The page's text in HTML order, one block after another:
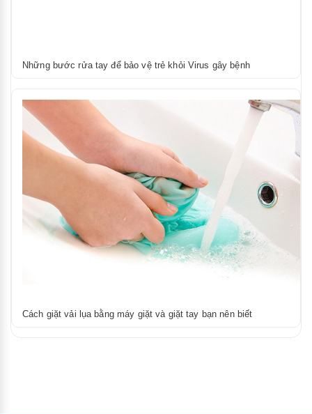
Những bước rửa tay để bảo vệ trẻ khỏi Virus gây bệnh
Cách giặt vải lụa bằng máy giặt và giặt tay bạn nên biết